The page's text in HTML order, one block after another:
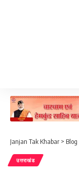
Janjan Tak Khabar > Blog
उत्तराखंड